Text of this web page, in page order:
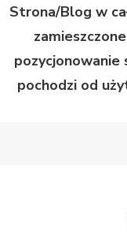
Strona/Blog w
pochodzi od